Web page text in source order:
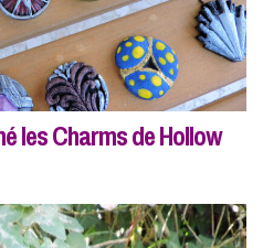
les Charms de Hollow